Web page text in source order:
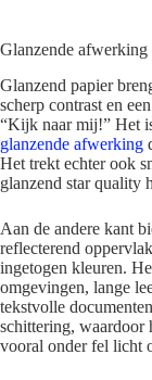
Glanzende afwerking
Glanzend papier
scherp contrast en
“Kijk naar mij!” Het
glanzende afwerking
Het trekt echter ook
glanzend star quality
Aan de andere kant
reflecterend
ingetogen kleuren.
omgevingen, lange
tekstvolle
schittering,
vooral onder fel licht